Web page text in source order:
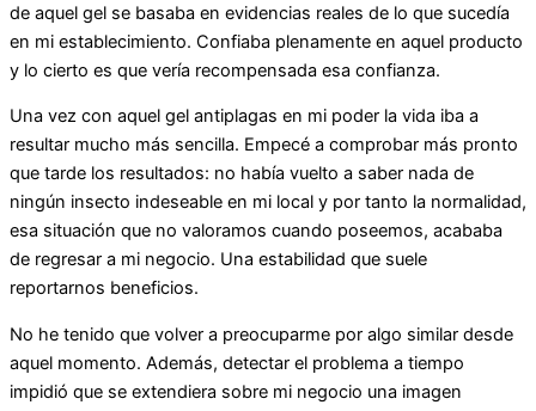
de aquel gel se basaba en evidencias reales de lo que sucedía
en mi establecimiento. Confiaba plenamente en aquel producto
y lo cierto es que vería recompensada esa confianza.
Una vez con aquel gel antiplagas en mi poder la vida iba a
resultar mucho más sencilla. Empecé a comprobar más pronto
que tarde los resultados: no había vuelto a saber nada de
ningún insecto indeseable en mi local y por tanto la normalidad,
esa situación que no valoramos cuando poseemos, acababa
de regresar a mi negocio. Una estabilidad que suele
reportarnos beneficios.
No he tenido que volver a preocuparme por algo similar desde
aquel momento. Además, detectar el problema a tiempo
impidió que se extendiera sobre mi negocio una imagen